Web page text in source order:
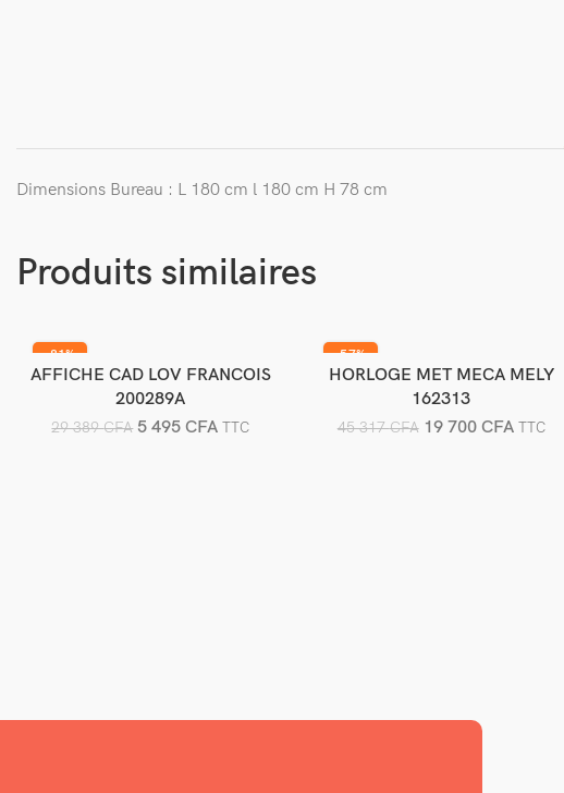
Dimensions Bureau : L 180 cm l 180 cm H 78 cm
Produits similaires
-81%
Ajouter au panier
AFFICHE CAD LOV FRANCOIS
200289A
29 389CFA 5 495CFA TTC
-57%
Ajouter au panier
HORLOGE MET MECA MELY
162313
45 317CFA 19 700 CFA TTC